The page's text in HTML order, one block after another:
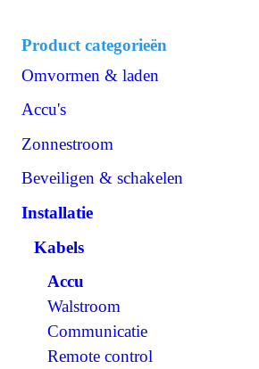
Product categorieën
Omvormen & laden
Acculaders
Omvormen/laden combi
Omvormen DC/AC
120V Producten
IEC/UK Producten
Accessoires Omvormen & laden
Accu's
Lithium
AGM
Spiraalcel
Tractie
OPzS
OPzV
Accessoires accu's
Zonnestroom
Zonnepanelen
Omvormers zonnepanelen
Beveiligen & schakelen
Omschakelautomaten
Isolatiebewakers
Zekeringhouders
Schakelaars
Relais
Scheidingstransformatoren
Installatie
Kabels
Accu
Walstroom
Communicatie
Remote control